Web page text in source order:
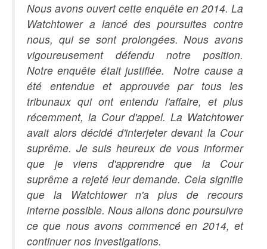
Nous avons ouvert cette enquête en 2014. La
Watchtower a lancé des poursuites contre
nous, qui se sont prolongées. Nous avons
vigoureusement défendu notre position.
Notre enquête était justifiée. Notre cause a
été entendue et approuvée par tous les
tribunaux qui ont entendu l'affaire, et plus
récemment, la Cour d'appel. La Watchtower
avait alors décidé d'interjeter devant la Cour
suprême. Je suis heureux de vous informer
que je viens d'apprendre que la Cour
suprême a rejeté leur demande. Cela signifie
que la Watchtower n'a plus de recours
interne possible. Nous allons donc poursuivre
ce que nous avons commencé en 2014, et
continuer nos investigations.